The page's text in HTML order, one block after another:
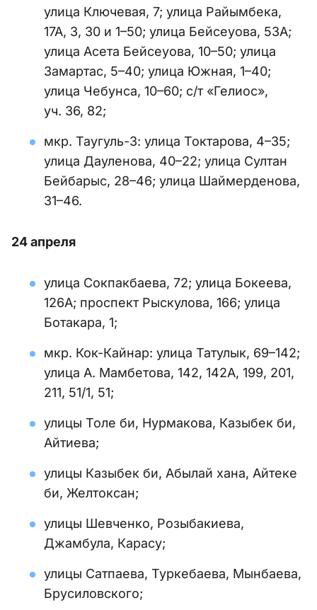
улица Ключевая, 7; улица Райымбека,
17А, 3, 30 и 1–50; улица Бейсеуова, 53А;
улица Асета Бейсеуова, 10–50; улица
Замартас, 5–40; улица Южная, 1–40;
улица Чебунса, 10–60; с/т «Гелиос»,
уч. 36, 82;
мкр. Таугуль-3: улица Токтарова, 4–35;
улица Дауленова, 40–22; улица Султан
Бейбарыс, 28–46; улица Шаймерденова,
31–46.
24 апреля
улица Сокпакбаева, 72; улица Бокеева,
126А; проспект Рыскулова, 166; улица
Ботакара, 1;
мкр. Кок-Кайнар: улица Татулык, 69–142;
улица А. Мамбетова, 142, 142А, 199, 201,
211, 51/1, 51;
улицы Толе би, Нурмакова, Казыбек би,
Айтиева;
улицы Казыбек би, Абылай хана, Айтеке
би, Желтоксан;
улицы Шевченко, Розыбакиева,
Джамбула, Карасу;
улицы Сатпаева, Туркебаева, Мынбаева,
Брусиловского;